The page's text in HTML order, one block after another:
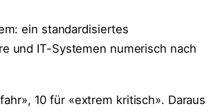
ein standardisiertes
und IT-Systemen numerisch nach
10 für «extrem kritisch». Daraus